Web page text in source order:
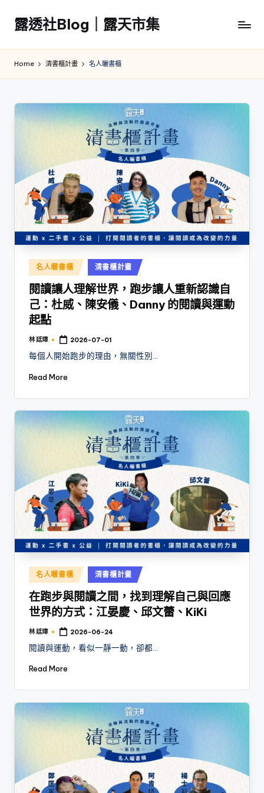
Skip
content
露透社Blog｜露天市集
社
露
Home 清書櫃計畫 名人曬書櫃
Posted
in
名人曬書櫃 清書櫃計畫
閱讀讓人理解世界，跑步讓人重新認識自
己：杜威、陳安儀、Danny 的閱讀與運動
起點
Posted
林 廷璋 2026-07-01
每個人開始跑步的理由，無關性別…
Read More
Posted
in
名人曬書櫃 清書櫃計畫
在跑步與閱讀之間，找到理解自己與回應
世界的方式：江晏慶、邱文蕾、KiKi
Posted
林 廷璋 2026-06-24
閱讀與運動，看似一靜一動，卻都…
Read More